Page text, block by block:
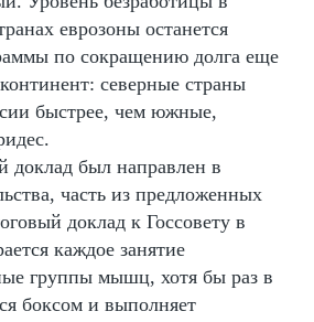
еврозоны останется
по сокращению долга еще
северные страны
быстрее, чем южные,
доклад был направлен в
часть из предложенных
доклад к Госсовету в
каждое занятие
группы мышц, хотя бы раз в
боксом и выполняет